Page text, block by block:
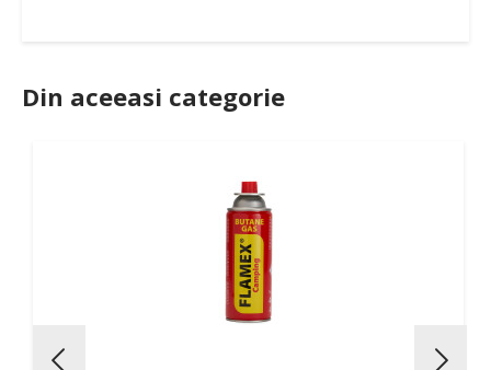
Din aceeasi categorie